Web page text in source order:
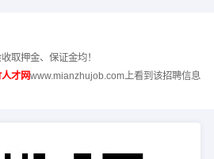
取押金、保证金均！
才网www.mianzhujob.com上看到该招聘信息